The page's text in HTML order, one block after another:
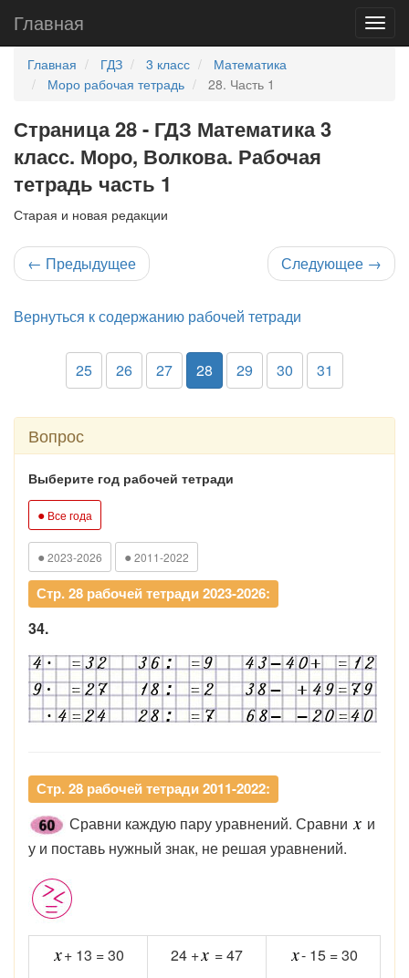
Главная
Главная ГДЗ 3 класс
Математика
Моро рабочая тетрадь
28. Часть 1
Страница 28 - ГДЗ Математика 3
класс. Моро, Волкова. Рабочая
тетрадь часть 1
Старая и новая редакции
← Предыдущее Следующее →
Вернуться к содержанию рабочей тетради
25 26 27 28 29 30 31
Вопрос
Выберите год рабочей тетради
● Все года
● 2023-2026 ● 2011-2022
Стр. 28 рабочей тетради 2023-2026:
34.
Стр. 28 рабочей тетради 2011-2022:
Сравни каждую пару уравнений. Сравни
и
у и поставь нужный знак, не решая уравнений.
+ 13 = 30
24 +
= 47
- 15 = 30